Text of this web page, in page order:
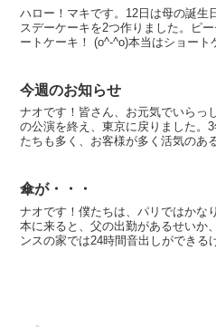
ハロー！マキです。12日は母の誕生
スデーケーキを2つ作りました。ピ
ートケーキ！ (o^-^o)本当はショート
今週のお知らせ
ナオです！皆さん、お元気でいらっ
の公演を終え、東京に戻りました。
たちも多く、お客様が多く活気のあ
傘が・・・
ナオです！僕たちは、パリではかな
本に来ると、父の出勤があるせいか
ンスの家では24時間音出しができる